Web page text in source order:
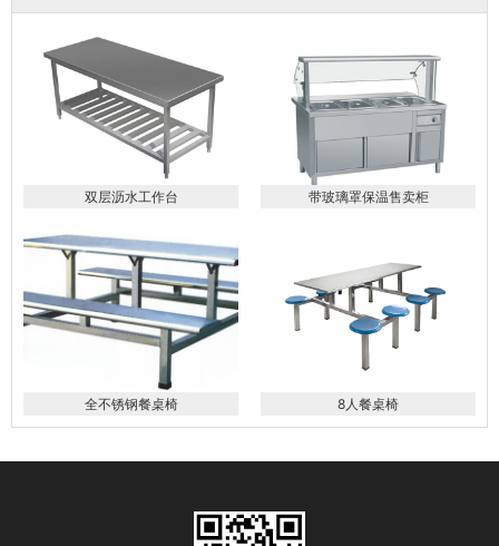
双层沥水工作台 带玻璃罩保温售卖柜
全不锈钢餐桌椅 8人餐桌椅